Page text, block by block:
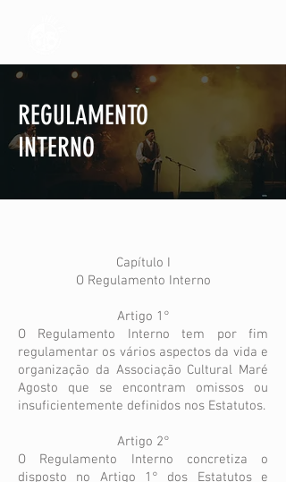
REGULAMENTO
INTERNO
Capítulo I
O Regulamento Interno
Artigo 1°
O Regulamento Interno tem por fim
regulamentar os vários aspectos da vida e
organização da Associação Cultural Maré
Agosto que se encontram omissos ou
insuficientemente definidos nos Estatutos.
Artigo 2°
O Regulamento Interno concretiza o
disposto no Artigo 1° dos Estatutos e